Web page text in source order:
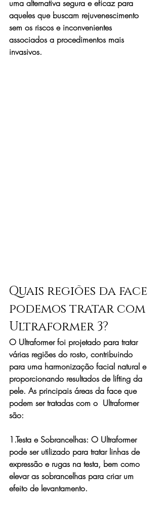
uma alternativa segura e eficaz para
aqueles que buscam rejuvenescimento
sem os riscos e inconvenientes
associados a procedimentos mais
invasivos.
Quais regiões da face
podemos tratar com
Ultraformer 3?
O Ultraformer foi projetado para tratar
várias regiões do rosto, contribuindo
para uma harmonização facial natural e
proporcionando resultados de lifting da
pele. As principais áreas da face que
podem ser tratadas com o  Ultraformer
são:
1.Testa e Sobrancelhas: O Ultraformer
pode ser utilizado para tratar linhas de
expressão e rugas na testa, bem como
elevar as sobrancelhas para criar um
efeito de levantamento.